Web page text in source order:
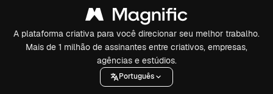
A plataforma criativa para você direcionar seu melhor trabalho.
Mais de 1 milhão de assinantes entre criativos, empresas,
agências e estúdios.
Português